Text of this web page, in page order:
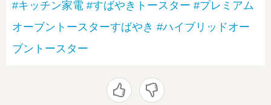
#キッチン家電 #すばやきトースター #プレミアム
オーブントースターすばやき #ハイブリッドオー
ブントースター